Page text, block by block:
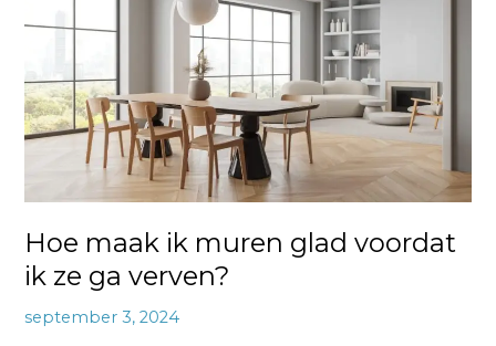
Hoe maak ik muren glad voordat
ik ze ga verven?
september 3, 2024
glad
ik
ze
ga
verven?